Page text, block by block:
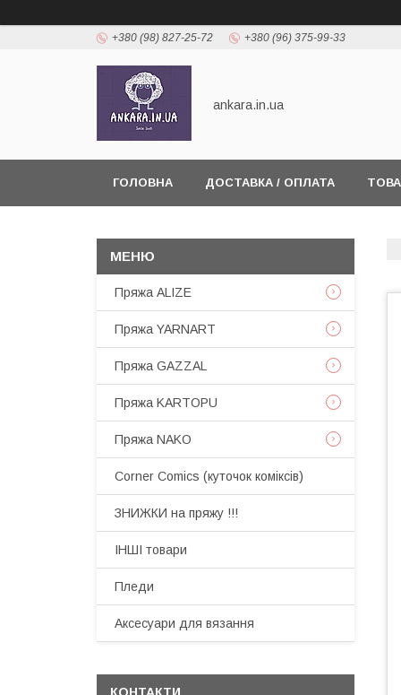
+380 (98) 827-25-72 +380 (96) 375-99-33
ankara.in.ua
ГОЛОВНА ДОСТАВКА / ОПЛАТА
Пряжа ALIZE
Пряжа YARNART
Пряжа GAZZAL
Пряжа KARTOPU
Пряжа NAKO
Corner Comics (куточок коміксів)
ЗНИЖКИ на пряжу !!!
ІНШІ товари
Пледи
Аксесуари для вязання